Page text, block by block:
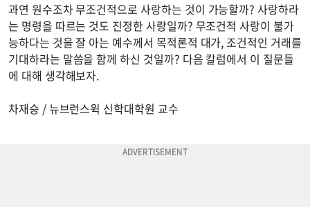
과연 원수조차 무조건적으로 사랑하는 것이 가능할까? 사랑하라
는 명령을 따르는 것도 진정한 사랑일까? 무조건적 사랑이 불가
능하다는 것을 잘 아는 예수께서 목적론적 대가, 조건적인 거래를
기대하라는 말씀을 함께 하신 것일까? 다음 칼럼에서 이 질문들
에 대해 생각해보자.
차재승 / 뉴브런스윅 신학대학원 교수